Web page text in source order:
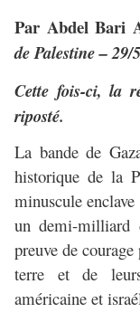
Par Abdel Bari
de Palestine – 29/
Cette fois-ci, la
riposté.
La bande de
historique de la
minuscule
un demi-milliard
preuve de
terre et de
américaine et